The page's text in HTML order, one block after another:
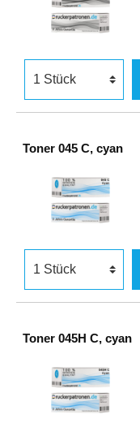
Toner 045 C, cyan
Toner 045H C, cyan